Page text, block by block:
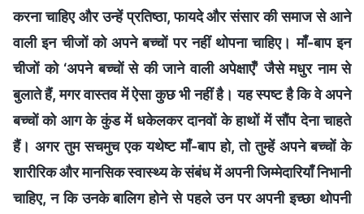
करना चाहिए और उन्हें प्रतिष्ठा, फायदे और संसार की समाज से आने
वाली इन चीजों को अपने बच्चों पर नहीं थोपना चाहिए। माँ-बाप इन
चीजों को ‘अपने बच्चों से की जाने वाली अपेक्षाएँ’ जैसे मधुर नाम से
बुलाते हैं, मगर वास्तव में ऐसा कुछ भी नहीं है। यह स्पष्ट है कि वे अपने
बच्चों को आग के कुंड में धकेलकर दानवों के हाथों में सौंप देना चाहते
हैं। अगर तुम सचमुच एक यथेष्ट माँ-बाप हो, तो तुम्हें अपने बच्चों के
शारीरिक और मानसिक स्वास्थ्य के संबंध में अपनी जिम्मेदारियाँ निभानी
चाहिए, न कि उनके बालिग होने से पहले उन पर अपनी इच्छा थोपनी